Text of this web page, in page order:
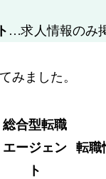
…求人情報のみ
みました。
総合型転職
エージェン
ト
転職